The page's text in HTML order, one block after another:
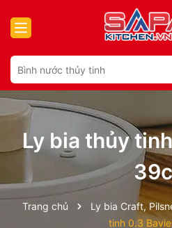
Ly bia thủy
Trang chủ Ly bia Craft,
tinh 0.3